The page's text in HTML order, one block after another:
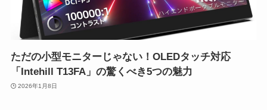
ただの小型モニターじゃない！OLEDタッチ対応
「Intehill T13FA」の驚くべき5つの魅力
2026年1月8日